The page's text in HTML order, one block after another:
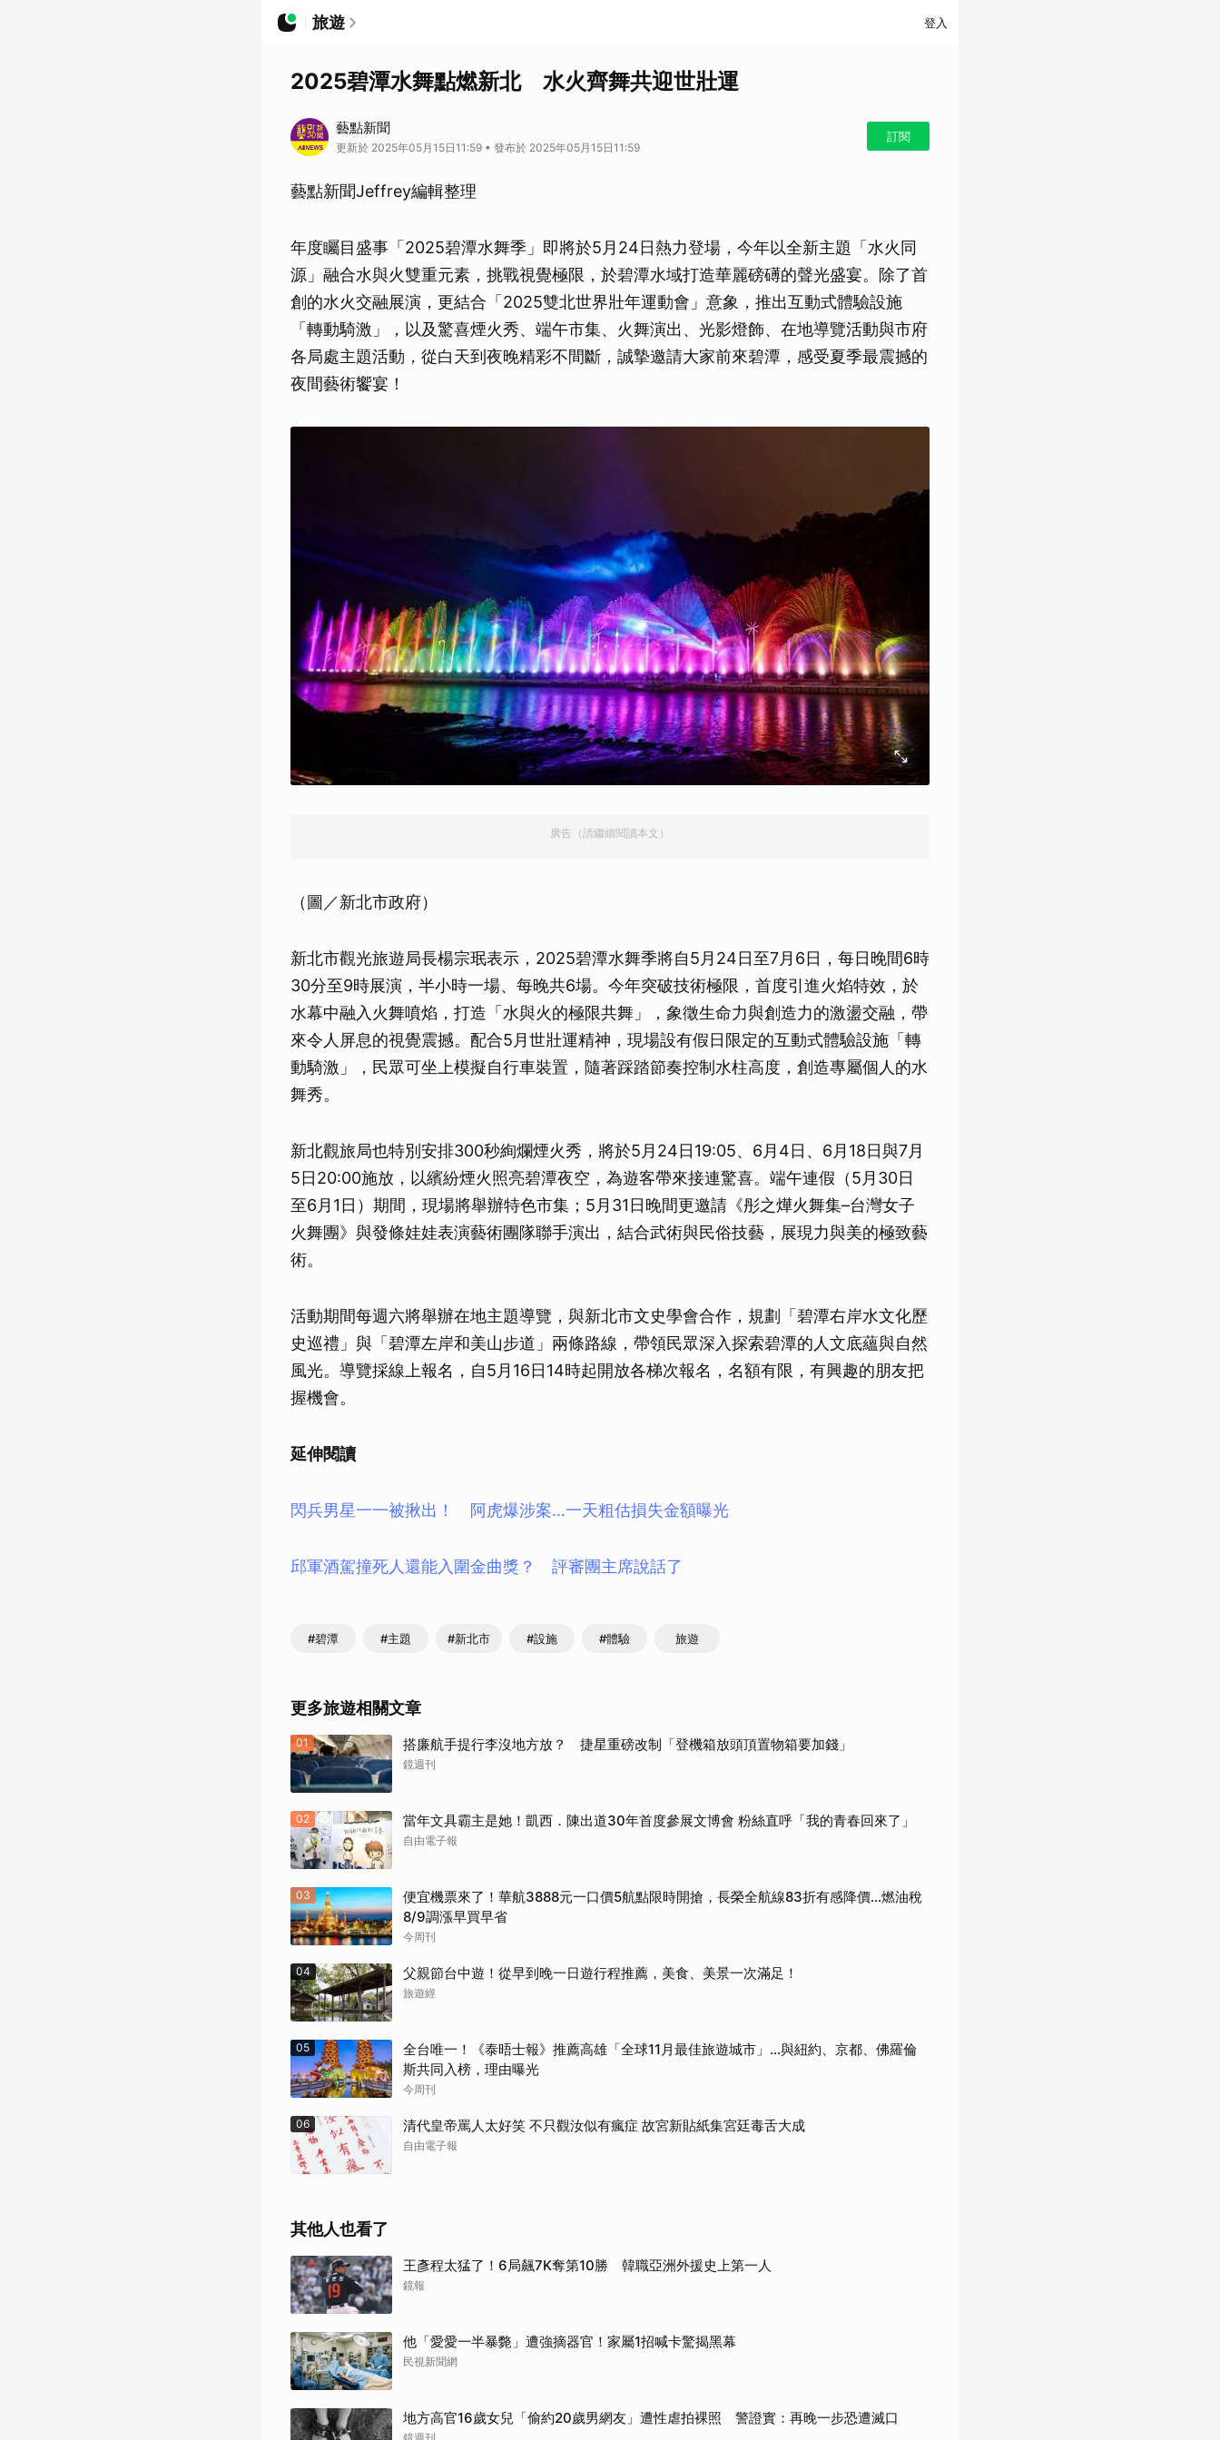
旅遊 登入
2025碧潭水舞點燃新北 水火齊舞共迎世壯運
藝點新聞
更新於 2025年05月15日11:59 • 發布於 2025年05月15日11:59
訂閱
藝點新聞Jeffrey編輯整理
年度矚目盛事「2025碧潭水舞季」即將於5月24日熱力登場，今年以全新主題「水火同
源」融合水與火雙重元素，挑戰視覺極限，於碧潭水域打造華麗磅礡的聲光盛宴。除了首
創的水火交融展演，更結合「2025雙北世界壯年運動會」意象，推出互動式體驗設施
「轉動騎激」，以及驚喜煙火秀、端午市集、火舞演出、光影燈飾、在地導覽活動與市府
各局處主題活動，從白天到夜晚精彩不間斷，誠摯邀請大家前來碧潭，感受夏季最震撼的
夜間藝術饗宴！
廣告（請繼續閱讀本文）
（圖／新北市政府）
新北市觀光旅遊局長楊宗珉表示，2025碧潭水舞季將自5月24日至7月6日，每日晚間6時
30分至9時展演，半小時一場、每晚共6場。今年突破技術極限，首度引進火焰特效，於
水幕中融入火舞噴焰，打造「水與火的極限共舞」，象徵生命力與創造力的激盪交融，帶
來令人屏息的視覺震撼。配合5月世壯運精神，現場設有假日限定的互動式體驗設施「轉
動騎激」，民眾可坐上模擬自行車裝置，隨著踩踏節奏控制水柱高度，創造專屬個人的水
舞秀。
新北觀旅局也特別安排300秒絢爛煙火秀，將於5月24日19:05、6月4日、6月18日與7月
5日20:00施放，以繽紛煙火照亮碧潭夜空，為遊客帶來接連驚喜。端午連假（5月30日
至6月1日）期間，現場將舉辦特色市集；5月31日晚間更邀請《彤之燁火舞集–台灣女子
火舞團》與發條娃娃表演藝術團隊聯手演出，結合武術與民俗技藝，展現力與美的極致藝
術。
活動期間每週六將舉辦在地主題導覽，與新北市文史學會合作，規劃「碧潭右岸水文化歷
史巡禮」與「碧潭左岸和美山步道」兩條路線，帶領民眾深入探索碧潭的人文底蘊與自然
風光。導覽採線上報名，自5月16日14時起開放各梯次報名，名額有限，有興趣的朋友把
握機會。
延伸閱讀
閃兵男星一一被揪出！ 阿虎爆涉案…一天粗估損失金額曝光
邱軍酒駕撞死人還能入圍金曲獎？ 評審團主席說話了
#碧潭 #主題 #新北市 #設施 #體驗 旅遊
更多旅遊相關文章
01 搭廉航手提行李沒地方放？ 捷星重磅改制「登機箱放頭頂置物箱要加錢」
鏡週刊
02 當年文具霸主是她！凱西．陳出道30年首度參展文博會 粉絲直呼「我的青春回來了」
自由電子報
03
便宜機票來了！華航3888元一口價5航點限時開搶，長榮全航線83折有感降價…燃油稅
8/9調漲早買早省
今周刊
04 父親節台中遊！從早到晚一日遊行程推薦，美食、美景一次滿足！
旅遊經
05
全台唯一！《泰晤士報》推薦高雄「全球11月最佳旅遊城市」…與紐約、京都、佛羅倫
斯共同入榜，理由曝光
今周刊
06 清代皇帝罵人太好笑 不只觀汝似有瘋症 故宮新貼紙集宮廷毒舌大成
自由電子報
其他人也看了
王彥程太猛了！6局飆7K奪第10勝 韓職亞洲外援史上第一人
鏡報
他「愛愛一半暴斃」遭強摘器官！家屬1招喊卡驚揭黑幕
民視新聞網
地方高官16歲女兒「偷約20歲男網友」遭性虐拍裸照 警證實：再晚一步恐遭滅口
取消